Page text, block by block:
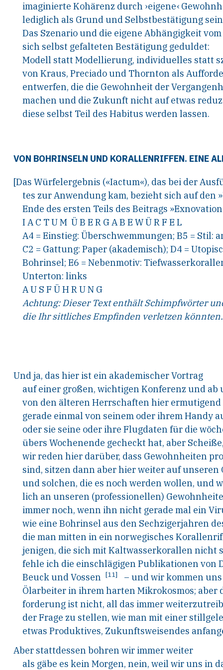
imaginierte Kohärenz durch ›eigene‹
lediglich als Grund und Selbstbestätigung
Das Szenario und die eigene Abhängigkeit
sich selbst gefalteten Bestätigung geduldet:
Modell statt Modellierung, individuelles statt
von Kraus, Preciado und Thornton als
entwerfen, die die Gewohnheit der
machen und die Zukunft nicht aufetwas
diese selbst Teil des Habitus werden lassen.
VON BOHRINSELN UND KORALLENRIFFEN. EINE
[Das Würfelergebnis («Iactum«), das bei der
tes zur Anwendung kam, bezieht sich auf den
Ende des ersten Teils des Beitrags
I A C T U M Ü B E R G A B E W Ü R F E L
A4 = Einstieg: Überschwemmungen; B5 = Stil:
C2 = Gattung: Paper (akademisch); D4 =
Bohrinsel; E6 = Nebenmotiv:
Unterton: links
A U S F Ü H R U N G
Achtung: Dieser Text enthält Schimpfwörter
die Ihr sittliches Empfinden verletzen könnten.
Und ja, das hier ist ein akademischer Vortrag
auf einer großen, wichtigen Konferenz und
von den älteren Herrschaften hier ermutigend
gerade einmal von seinem oder ihrem Handy
oder sie seine oder ihre Flugdaten für die
übers Wochenende gecheckt hat, aber
wir reden hier darüber, dass Gewohnheiten
sind, sitzen dann aber hier weiter auf
und solchen, die es noch werden wollen, und
lich an unseren (professionellen)
immer noch, wenn ihn nicht gerade mal ein
wie eine Bohrinsel aus den Sechzigerjahren
die man mitten in ein norwegisches
jenigen, die sich mit Kaltwasserkorallen nicht
fehle ich die einschlägigen Publikationen von
Beuck und Vossen [11]
– und wir kommen uns
Ölarbeiter in ihrem harten Mikrokosmos; aber
forderung ist nicht, all das immer
der Frage zu stellen, wie man mit einer
etwas Produktives, Zukunftsweisendes
Aber stattdessen bohren wir immer weiter
als gäbe es kein Morgen, nein, weil wir uns in